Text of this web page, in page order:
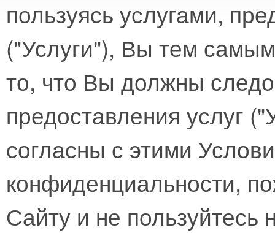
пользуясь услугами,
("Услуги"), Вы тем
то, что Вы должны
предоставления услуг
согласны с этими
конфиденциальности,
Сайту и не